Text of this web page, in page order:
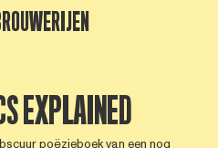
EXPLAINED
poëzieboek van een nog